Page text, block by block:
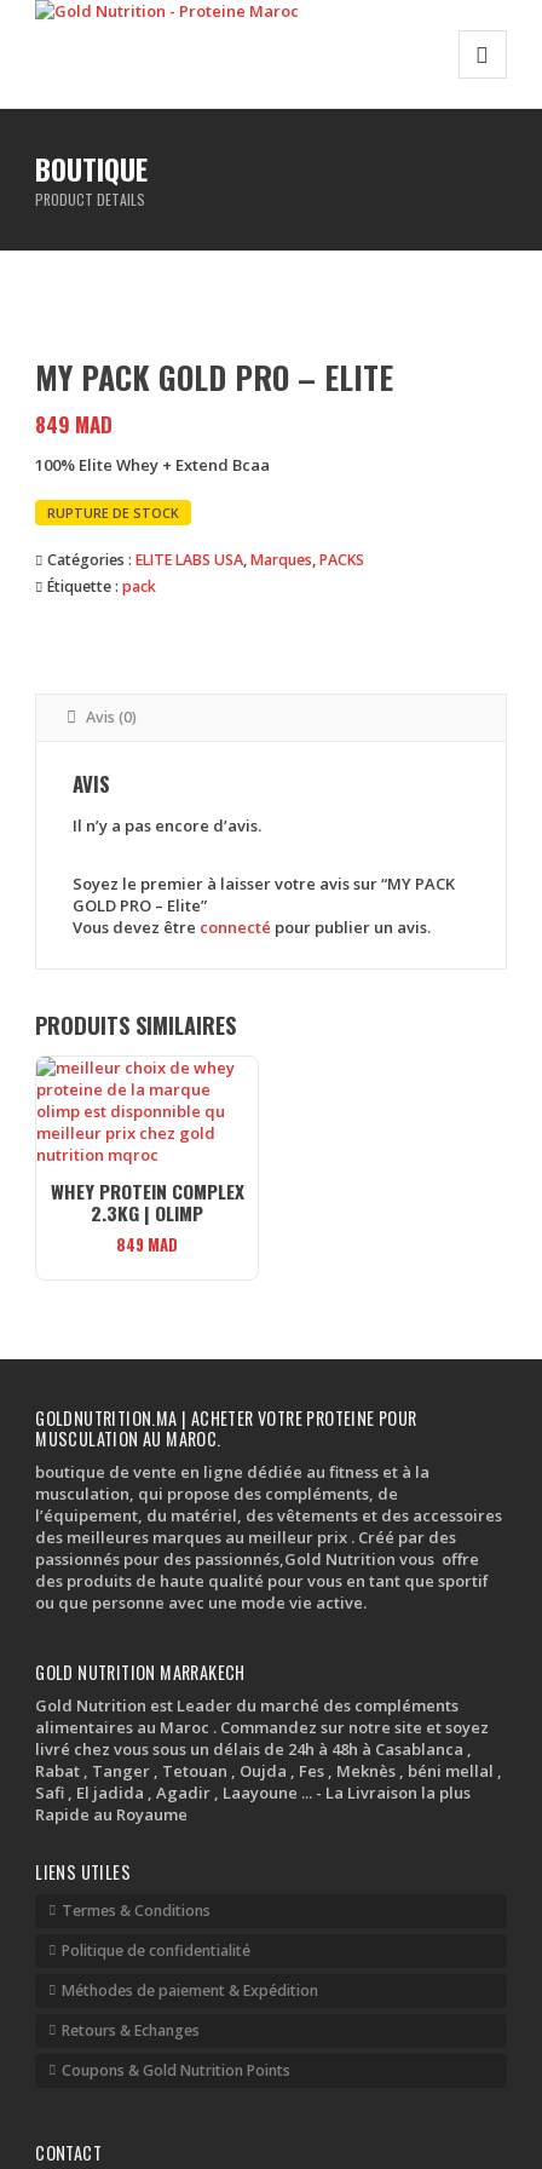
BOUTIQUE
PRODUCT DETAILS
MY PACK GOLD PRO – ELITE
849 MAD
100% Elite Whey + Extend Bcaa
RUPTURE DE STOCK
Catégories :ELITE LABS USA,Marques,PACKS
Étiquette :pack
Avis (0)
AVIS
Il n’y a pas encore d’avis.
Soyez le premier à laisser votre avis sur “MY PACK
GOLD PRO – Elite”
Vous devez être connecté pour publier un avis.
PRODUITS SIMILAIRES
WHEY PROTEIN COMPLEX
2.3KG | OLIMP
849 MAD
GOLDNUTRITION.MA | ACHETER VOTRE PROTEINE POUR
MUSCULATION AU MAROC.
boutique de vente en ligne dédiée au fitness et à la
musculation, qui propose des compléments, de
l’équipement, du matériel, des vêtements et des accessoires
des meilleures marques au meilleur prix . Créé par des
passionnés pour des passionnés,Gold Nutrition vous offre
des produits de haute qualité pour vous en tant que sportif
ou que personne avec une mode vie active.
GOLD NUTRITION MARRAKECH
Gold Nutrition est Leader du marché des compléments
alimentaires au Maroc . Commandez sur notre site et soyez
livré chez vous sous un délais de 24h à 48h à Casablanca ,
Rabat , Tanger , Tetouan , Oujda , Fes , Meknès , béni mellal ,
Safi , El jadida , Agadir , Laayoune ... - La Livraison la plus
Rapide au Royaume
LIENS UTILES
Termes & Conditions
Politique de confidentialité
Méthodes de paiement & Expédition
Retours & Echanges
Coupons & Gold Nutrition Points
CONTACT